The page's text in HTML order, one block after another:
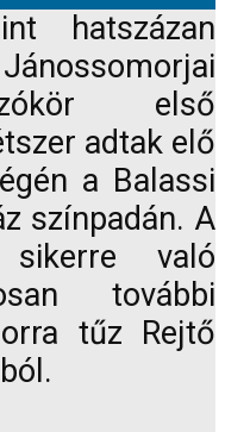
hatszázan
első
adtak elő
a Balassi
színpadán. A
való
további
tűz Rejtő